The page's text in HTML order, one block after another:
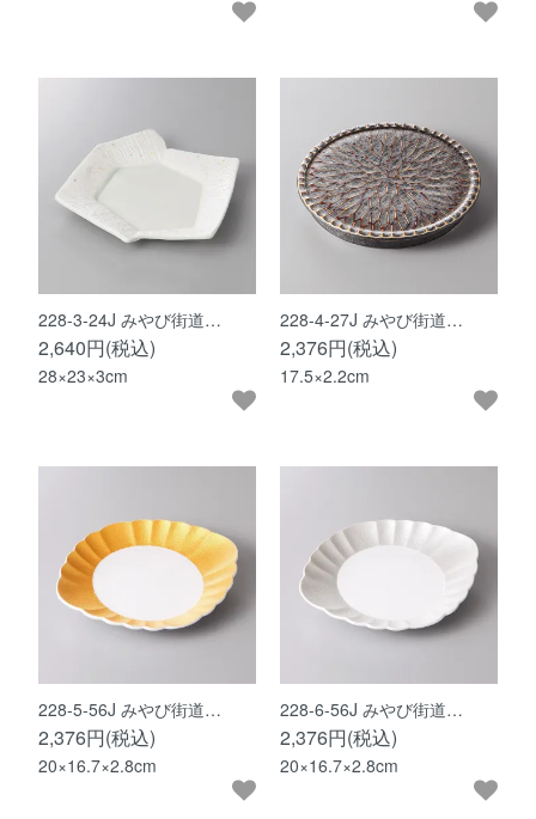
228-3-24J みやび街道…
2,640円(税込)
28×23×3cm
228-4-27J みやび街道…
2,376円(税込)
17.5×2.2cm
228-5-56J みやび街道…
2,376円(税込)
20×16.7×2.8cm
228-6-56J みやび街道…
2,376円(税込)
20×16.7×2.8cm